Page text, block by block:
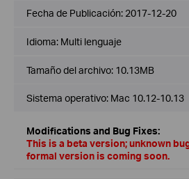
Fecha de Publicación: 2017-12-20
Idioma: Multi lenguaje
Tamaño del archivo: 10.13MB
Sistema operativo: Mac 10.12-10.13
Modifications and Bug Fixes:
This is a beta version; unknown
formal version is coming soon.